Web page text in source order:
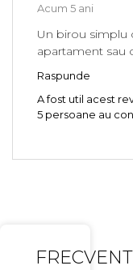
Acum 5 ani
Un birou simplu
apartament sau
Raspunde
A fost util acest
5 persoane au
FRECVENT